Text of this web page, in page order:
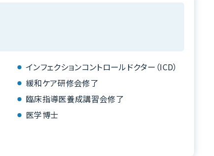
インフェクションコントロールドクター（ICD）
緩和ケア研修会修了
臨床指導医養成講習会修了
医学博士